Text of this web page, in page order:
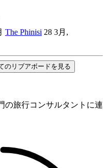
The Phinisi 28 3月,
のリブアボードを見る
の旅行コンサルタントに連